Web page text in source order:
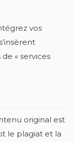
vos
« services
original est
le plagiat et la